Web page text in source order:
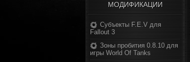
МОДИФИКАЦИИ
Субъекты F.E.V для
Fallout 3
Зоны пробития 0.8.10 для
игры World Of Tanks